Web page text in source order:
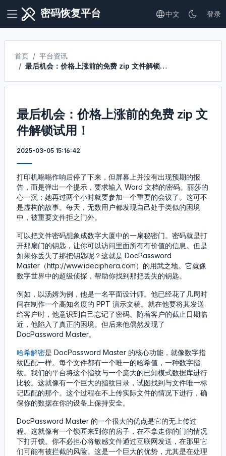
密码恢复平台 中文 登录
首页
平台资讯
最后机会：价格上涨前的免费 zip 文件解锁试用！
最后机会：价格上涨前的免费 zip 文
件解锁试用！
2025-03-05 15:16:42
打印机嗡嗡作响后停了下来，但屏幕上并没有出现预期的报
告，而是弹出一个提示，要求输入 Word 文档的密码。丽莎的
心一沉；她再过两个小时就要参加一个重要的会议了。这可不
是虚构的故事。每天，无数用户都发现自己处于类似的困境
中，被重要文件拒之门外。
可以把文件密码想象成数字大厦中的一扇秘密门。密码就是打
开那扇门的钥匙，让你可以访问里面所有有价值的信息。但是
如果你丢失了那把钥匙呢？这就是 DocPassword
Master（http://www.ideciphera.com）的用武之地。它就像
数字世界中的超级侦探，帮助你找到那把丢失的钥匙。
例如，以汤姆为例，他是一名平面设计师。他已经花了几周时
间在制作一个高知名度的 PPT 演示文稿。就在他要将其发送
给客户时，他意识到自己忘记了密码。随着客户的截止日期临
近，他陷入了真正的困境。但后来他偶然发现了
DocPassword Master。
哈希解密是 DocPassword Master 的核心功能，就像数字指
纹匹配一样。每个文件都有一个唯一的哈希值，一种数字指
纹。我们的平台将这个指纹与一个庞大的已知模式数据库进行
比较。这就像有一个巨大的指纹目录，试图找到与文件唯一标
记匹配的那个。这个过程在不上传实际文件的情况下进行，确
保你的数据在你的设备上保持安全。
DocPassword Master 的一个很大的优点是它的无上传过
程。这就像有一个锁匠来到你的房子，在不拿走你的门的情况
下打开锁。你不必担心将敏感文件通过互联网发送，在那里它
们可能有被拦截的风险。这是一个巨大的优势，尤其是在处理